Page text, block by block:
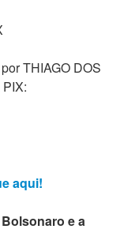
THIAGO DOS
aqui!
e a